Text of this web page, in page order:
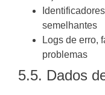
semelhantes
Logs de erro,
problemas
5.5. Dados